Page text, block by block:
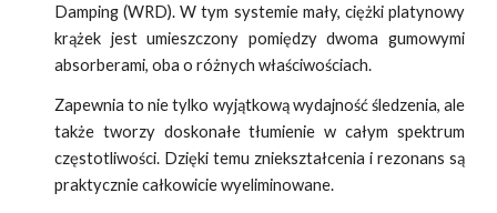
Damping (WRD). W tym systemie mały, ciężki platynowy
krążek jest umieszczony pomiędzy dwoma gumowymi
absorberami, oba o różnych właściwościach.
Zapewnia to nie tylko wyjątkową wydajność śledzenia, ale
także tworzy doskonałe tłumienie w całym spektrum
częstotliwości. Dzięki temu zniekształcenia i rezonans są
praktycznie całkowicie wyeliminowane.